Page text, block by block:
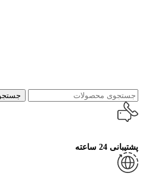
پشتیبانی 24 ساعته